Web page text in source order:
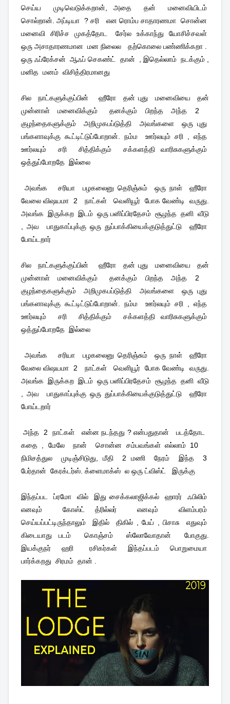
செய்ய
முடிவெடுக்கறான், அதை தன்
மனைவியிடம்
சொல்றான். அப்டியா ? சரி என ரொம்ப சாதாரணமா சொன்ன
மனைவி
சிரிச்ச முகத்தோட சேர்ல உக்காந்து
யோசிச்சவள்
ஒரு அசாதாரணமான மன நிலைல
தற்கொலை பண்ணிக்கறா .
ஒரு ஃப்ரேக்சன் ஆஃப் செகண்ட் தான் , இதெல்லாம் நடக்கும் ,
மனித மனம் விசித்திரமானது
சில நாட்களுக்குப்பின் ஹீரோ தன் புது மனைவியை
தன்
முன்னாள்
மனைவிக்கும் தனக்கும் பிறந்த அந்த
2
குழந்தைகளுக்கும்
அறிமுகபப்டுத்தி அவங்களை
ஒரு புது
பங்களாவுக்கு கூட்டிட்டுப்போறான். நம்ம
ஊர்லயும் சரி , எந்த
ஊர்லயும்
சரி சித்திக்கும்
சக்களத்தி வாரிசுகளுக்கும்
ஒத்துப்போறதே இல்லை
அவங்க சரியா பழகலைனு தெரிஞ்சும் ஒரு நாள்
ஹீரோ
வேலை விஷயமா 2 நாட்கள் வெளியூர் போக வேண்டி
வருது.
அவங்க இருக்கற இடம் ஒரு பனிப்பிரதேசம் சூழந்த தனி வீடு
, அவ
பாதுகாப்புக்கு ஒரு துப்பாக்கியைக்குடுத்துட்டு
ஹீரோ
போய்டறார்
சில நாட்களுக்குப்பின் ஹீரோ தன் புது மனைவியை
தன்
முன்னாள்
மனைவிக்கும் தனக்கும் பிறந்த அந்த
2
குழந்தைகளுக்கும்
அறிமுகபப்டுத்தி அவங்களை
ஒரு புது
பங்களாவுக்கு கூட்டிட்டுப்போறான். நம்ம
ஊர்லயும் சரி , எந்த
ஊர்லயும்
சரி சித்திக்கும்
சக்களத்தி வாரிசுகளுக்கும்
ஒத்துப்போறதே இல்லை
அவங்க சரியா பழகலைனு தெரிஞ்சும் ஒரு நாள்
ஹீரோ
வேலை விஷயமா 2 நாட்கள் வெளியூர் போக வேண்டி
வருது.
அவங்க இருக்கற இடம் ஒரு பனிப்பிரதேசம் சூழந்த தனி வீடு
, அவ
பாதுகாப்புக்கு ஒரு துப்பாக்கியைக்குடுத்துட்டு
ஹீரோ
போய்டறார்
அந்த 2 நாட்கள் என்ன நடந்தது ? என்பதுதான்
படத்தோட
கதை , மேலே
நான்
சொன்ன சம்பவங்கள் எல்லாம் 10
நிமிசத்துல
முடிஞ்சிடுது, மீதி 2 மணி நேரம் இந்த
3
பேர்தான் கேரக்டர்ஸ். க்ளைமாக்ஸ் ல ஒரு ட்விஸ்ட் இருக்கு
இந்தப்பட ப்ரமோ வில் இது சைக்கலாஜிக்கல் ஹாரர்
ஃபிலிம்
எனவும்
கோஸ்ட் த்ரில்லர் எனவும்
விளம்பரம்
செய்யப்பட்டிருந்தாலும்
இதில் திகில் , பேய் , பிசாசு
எதுவும்
கிடையாது படம்
கொஞ்சம் ஸ்லோவோதான்
போகுது.
இயக்குநர்
ஹரி ரசிகர்கள் இந்தப்படம்
பொறுமையா
பார்க்கறது சிரமம் தான் .